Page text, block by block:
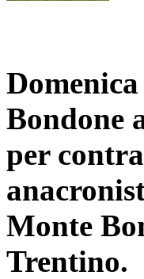
Bondone
per
Monte
Trentino.